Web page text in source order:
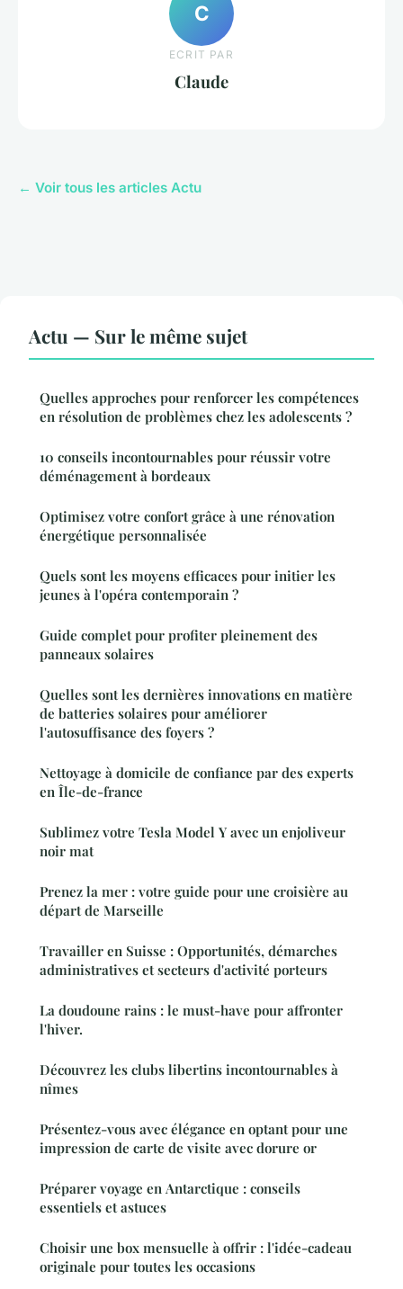
C
ECRIT PAR
Claude
← Voir tous les articles Actu
Actu — Sur le même sujet
Quelles approches pour renforcer les compétences
en résolution de problèmes chez les adolescents ?
10 conseils incontournables pour réussir votre
déménagement à bordeaux
Optimisez votre confort grâce à une rénovation
énergétique personnalisée
Quels sont les moyens efficaces pour initier les
jeunes à l'opéra contemporain ?
Guide complet pour profiter pleinement des
panneaux solaires
Quelles sont les dernières innovations en matière
de batteries solaires pour améliorer
l'autosuffisance des foyers ?
Nettoyage à domicile de confiance par des experts
en Île-de-france
Sublimez votre Tesla Model Y avec un enjoliveur
noir mat
Prenez la mer : votre guide pour une croisière au
départ de Marseille
Travailler en Suisse : Opportunités, démarches
administratives et secteurs d'activité porteurs
La doudoune rains : le must-have pour affronter
l'hiver.
Découvrez les clubs libertins incontournables à
nîmes
Présentez-vous avec élégance en optant pour une
impression de carte de visite avec dorure or
Préparer voyage en Antarctique : conseils
essentiels et astuces
Choisir une box mensuelle à offrir : l'idée-cadeau
originale pour toutes les occasions